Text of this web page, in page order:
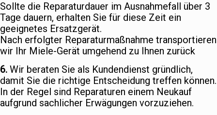
Sollte die Reparaturdauer im Ausnahmefall über 3
Tage dauern, erhalten Sie für diese Zeit ein
geeignetes Ersatzgerät.
Nach erfolgter Reparaturmaßnahme transportieren
wir Ihr Miele-Gerät umgehend zu Ihnen zurück
6. Wir beraten Sie als Kundendienst gründlich,
damit Sie die richtige Entscheidung treffen können.
In der Regel sind Reparaturen einem Neukauf
aufgrund sachlicher Erwägungen vorzuziehen.